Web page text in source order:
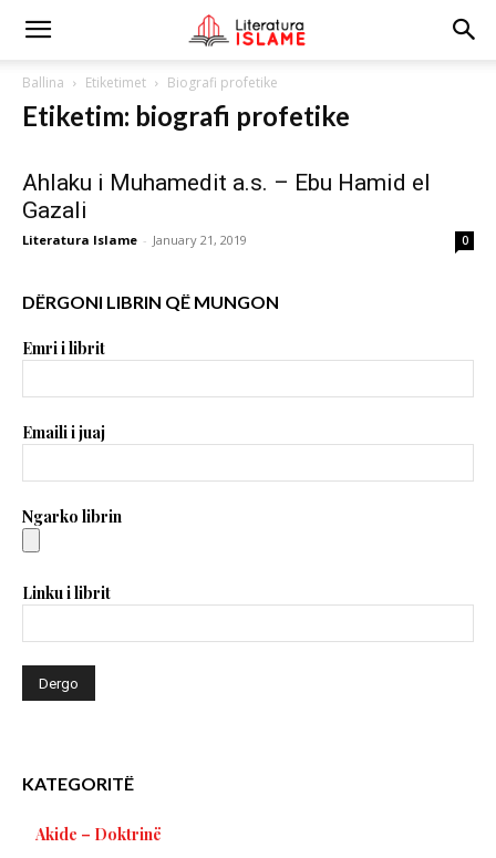
Ballina Etiketimet Biografi profetike
Etiketim: biografi profetike
Ahlaku i Muhamedit a.s. – Ebu Hamid el
Gazali
Literatura Islame - January 21, 2019 0
DËRGONI LIBRIN QË MUNGON
Emri i librit
Emaili i juaj
Ngarko librin
Linku i librit
KATEGORITË
Akide – Doktrinë